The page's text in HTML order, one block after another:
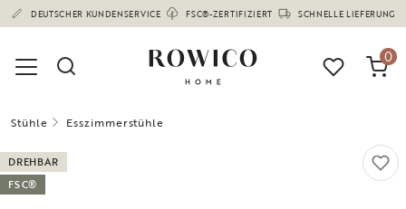
DEUTSCHER KUNDENSERVICE FSC®-ZERTIFIZIERT SCHNELLE LIEFERUNG
(1682)
0
Stühle Esszimmerstühle
DREHBAR
FSC®